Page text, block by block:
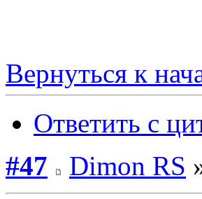
Вернуться к
Ответить с
#47
Dimon RS